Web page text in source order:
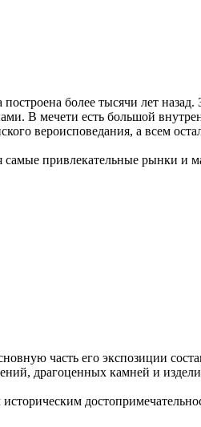
более тысячи лет назад.
В мечети есть большой
вероисповедания, а всем
привлекательные рынки и
часть его экспозиции
драгоценных камней и